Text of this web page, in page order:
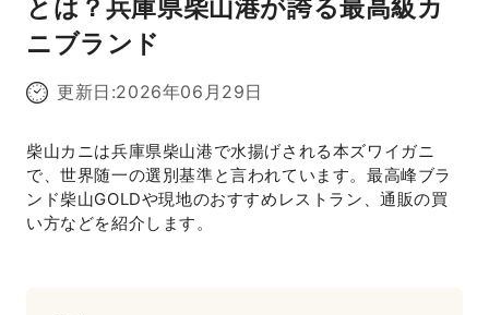
とは？兵庫県柴山港が誇る最高級カ
ニブランド
更新日:2026年06月29日
柴山カニは兵庫県柴山港で水揚げされる本ズワイガニ
で、世界随一の選別基準と言われています。最高峰ブラ
ンド柴山GOLDや現地のおすすめレストラン、通販の買
い方などを紹介します。